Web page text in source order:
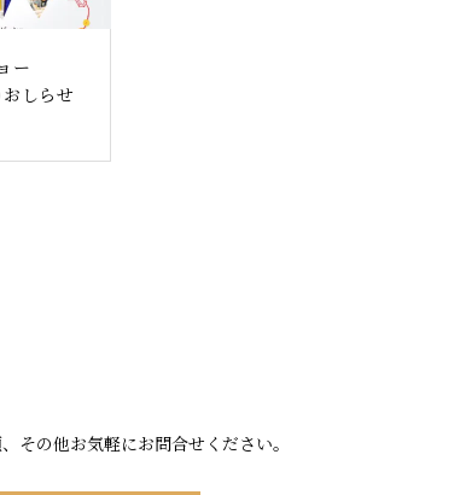
ー
しらせ
その他お気軽にお問合せください。